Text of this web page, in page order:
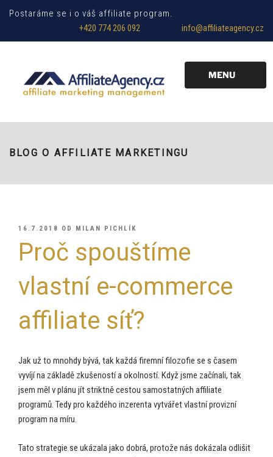
Postaráme se i o váš affiliate program.
+420 774 206 092
info@affiliateagency.cz
MENU
BLOG O AFFILIATE MARKETINGU
PUBLIKOVÁNO
16.7.2018 OD MILAN PICHLÍK
Proč spouštíme
vlastní e-commerce
affiliate síť?
Jak už to mnohdy bývá, tak každá firemní filozofie se s časem
vyvíjí na základě zkušeností a okolností. Když jsme začínali, tak
jsem měl v plánu jít striktně cestou samostatných affiliate
programů. Tedy pro každého inzerenta vytvářet vlastní provizní
program na míru.
Tato strategie se ukázala jako dobrá, protože nás dokázala odlišit